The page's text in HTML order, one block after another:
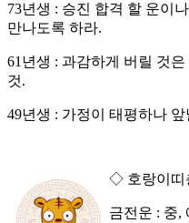
73년생 : 승진 합격 할 운이
만나도록 하라.
61년생 : 과감하게 버릴 것
것.
49년생 : 가정이 태평하나
◇ 호랑이띠
금전운 : 중,